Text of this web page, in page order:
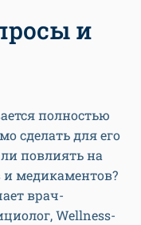
и
полностью
сделать для его
повлиять на
медикаментов?
врач-
Wellness-